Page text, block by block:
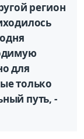
регион
для
только
путь, -